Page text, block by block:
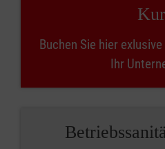
Buchen Sie hier
Ihr